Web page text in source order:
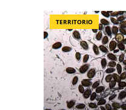
TERRITORIO